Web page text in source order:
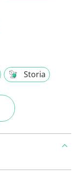
Storia